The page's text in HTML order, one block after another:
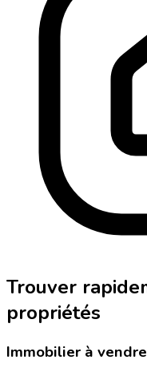
Trouver
propriétés
Immobilier à